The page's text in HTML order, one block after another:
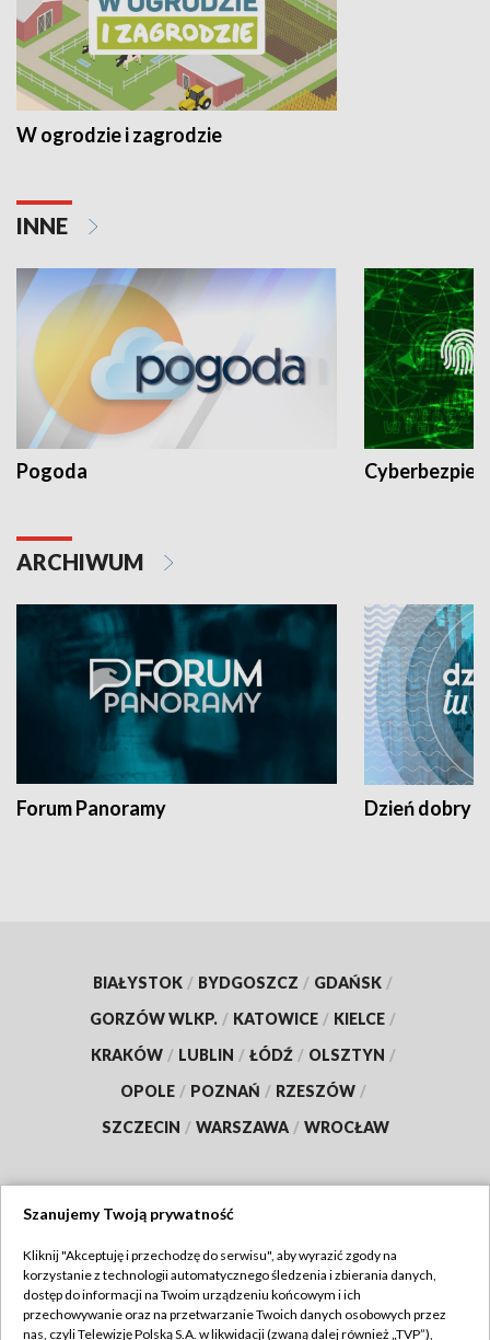
W ogrodzie i zagrodzie
INNE
Pogoda
ARCHIWUM
Forum Panoramy Dzień dobry
BIAŁYSTOK / BYDGOSZCZ / GDAŃSK /
GORZÓW WLKP. / KATOWICE / KIELCE /
KRAKÓW / LUBLIN / ŁÓDŹ / OLSZTYN /
OPOLE / POZNAŃ / RZESZÓW /
SZCZECIN / WARSZAWA / WROCŁAW
TVP
Abonament TVP
Regulamin TVP
Szanujemy Twoją prywatność
Kliknij "Akceptuję i przechodzę do serwisu", aby wyrazić zgody na
korzystanie z technologii automatycznego śledzenia i zbierania danych,
dostęp do informacji na Twoim urządzeniu końcowym i ich
przechowywanie oraz na przetwarzanie Twoich danych osobowych przez
nas, czyli Telewizję Polską S.A. w likwidacji (zwaną dalej również „TVP”),